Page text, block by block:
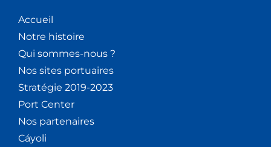
Accueil
Notre histoire
Qui sommes-nous ?
Nos sites portuaires
Stratégie 2019-2023
Port Center
Nos partenaires
Cáyoli